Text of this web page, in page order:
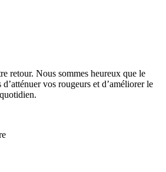
retour. Nous sommes heureux que le
vos rougeurs et d’améliorer le